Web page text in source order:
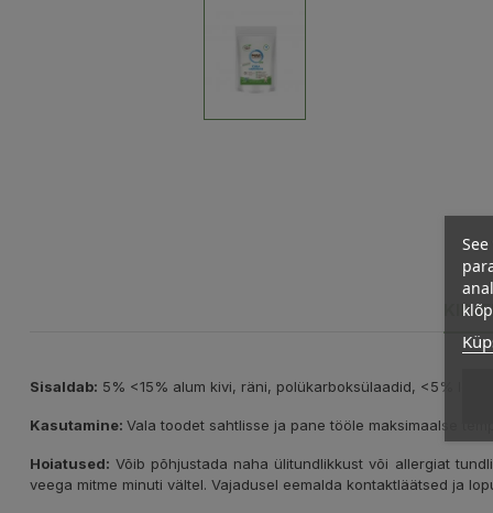
Sisaldab: 5% <15% alum kivi, räni, polükarboksülaadid, <5%
Kasutamine: Vala toodet sahtlisse ja pane tööle maksimaalse
Hoiatused: Võib põhjustada naha ülitundlikkust või allergiat
veega mitme minuti vältel. Vajadusel eemalda kontaktläätsed ja